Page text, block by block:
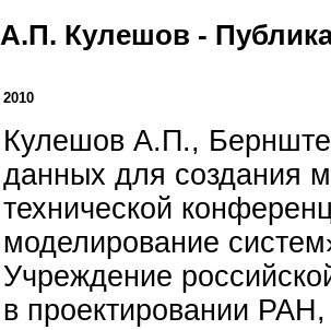
А.П. Кулешов -
2010
Кулешов А.П.,
данных для создания
технической
моделирование
Учреждение
в проектировании